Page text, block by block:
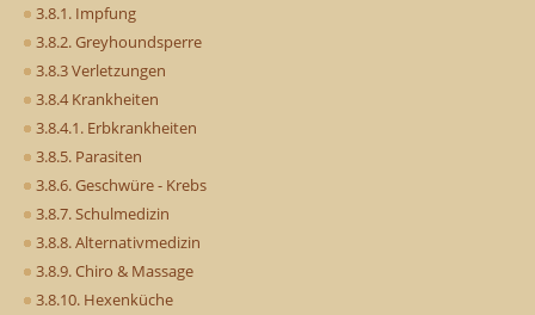
3.8.1. Impfung
3.8.2. Greyhoundsperre
3.8.3 Verletzungen
3.8.4 Krankheiten
3.8.4.1. Erbkrankheiten
3.8.5. Parasiten
3.8.6. Geschwüre - Krebs
3.8.7. Schulmedizin
3.8.8. Alternativmedizin
3.8.9. Chiro & Massage
3.8.10. Hexenküche